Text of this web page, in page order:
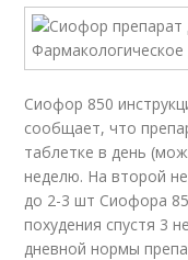
Сиофор 850
сообщает, что
таблетке в день
неделю. На второй
до 2-3 шт Сиофора
похудения спустя 3
дневной нормы